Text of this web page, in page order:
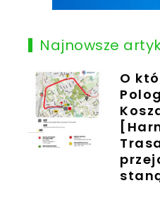
Najnowsze
O